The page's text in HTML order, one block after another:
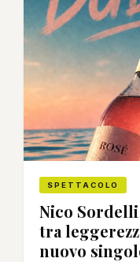
SPETTACOLO
Nico
tra
nuovo